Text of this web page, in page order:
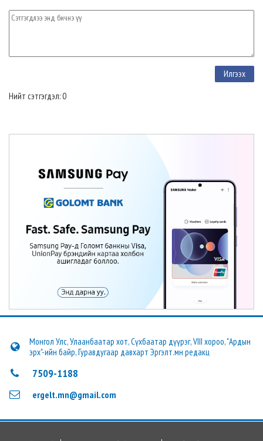
Нийт сэтгэгдэл: 0
Монгол Улс, Улаанбаатар хот, Сүхбаатар дүүрэг, VIII хороо, "Ардын
эрх"-ийн байр, Гуравдугаар давхарт Эргэлт.мн редакц
7509-1188
ergelt.mn@gmail.com